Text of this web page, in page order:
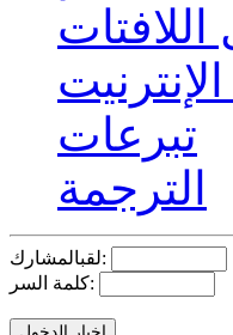
تبرعات
الترجمة
لقبالمشارك:
كلمة السر: